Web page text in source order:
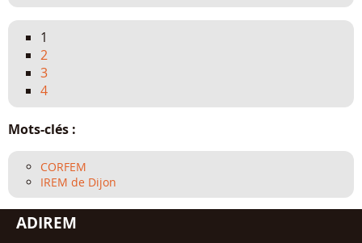
1
2
3
4
Mots-clés :
CORFEM
IREM de Dijon
ADIREM